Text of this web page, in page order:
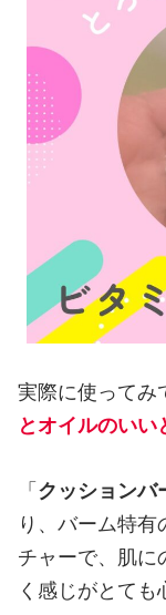
実際に使ってみ
とオイルのいい
「 クッションバ
り、バーム特有
チャーで、肌に
く感じがとても